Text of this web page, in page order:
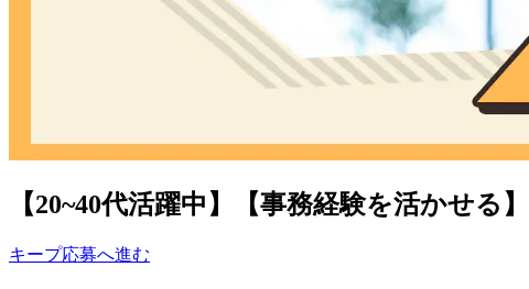
【20~40代活躍中】【事務経験を活かせ
キープ応募へ進む